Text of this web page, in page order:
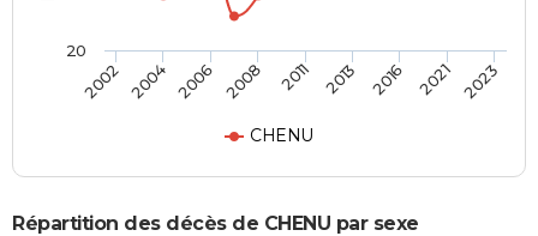
CHENU
2002 2004 2006 2008 2011 2013 2016 2021 2023
20
Répartition des décès de CHENU par sexe